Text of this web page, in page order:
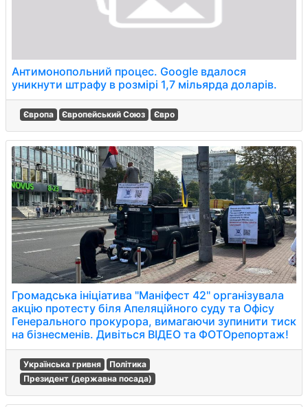
Антимонопольний процес. Google вдалося
уникнути штрафу в розмірі 1,7 мільярда доларів.
Європа Європейський Союз Євро
Громадська ініціатива "Маніфест 42" організувала
акцію протесту біля Апеляційного суду та Офісу
Генерального прокурора, вимагаючи зупинити тиск
на бізнесменів. Дивіться ВІДЕО та ФОТОрепортаж!
Українська гривня
Політика
Президент (державна посада)